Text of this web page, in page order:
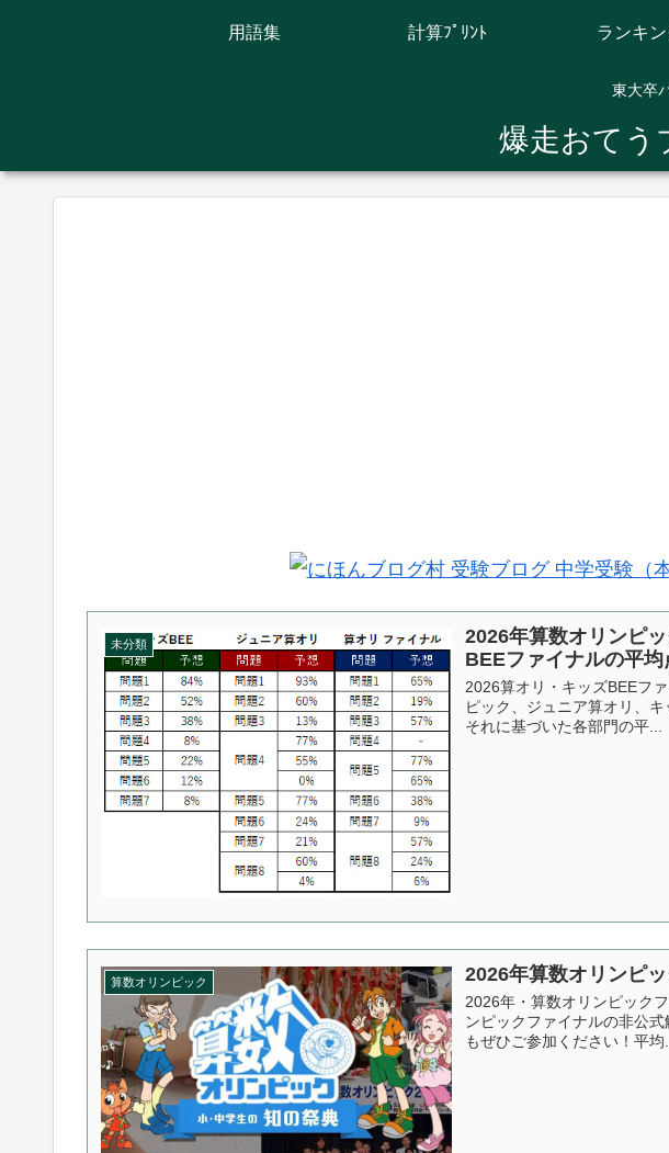
東大卒
爆走おてう
用語集 計算ﾌﾟﾘﾝﾄ ランキ
未分類
2026年算数オリンピ
BEEファイナルの平
2026算オリ・キッズBEEフ
ピック、ジュニア算オリ、
それに基づいた各部門の平...
算数オリンピック 2026年算数オリンピ
2026年・算数オリンピック
ンピックファイナルの非公
もぜひご参加ください！平均...